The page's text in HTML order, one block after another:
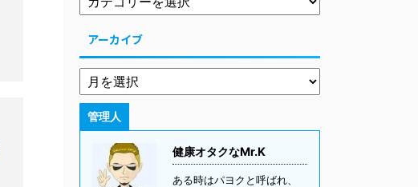
アーカイブ
管理人
健康オタクなMr.K
ある時はパヨクと呼ばれ、